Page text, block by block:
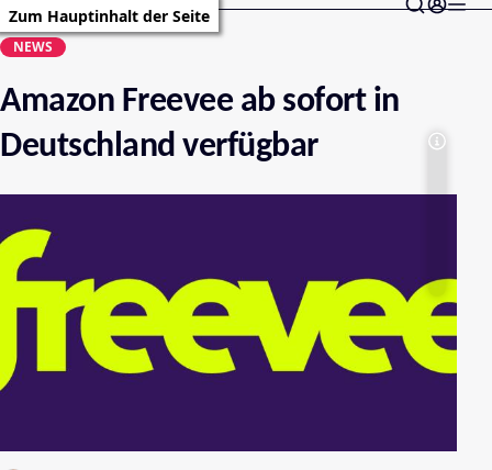
Zum Hauptinhalt der Seite
NEWS
Amazon Freevee ab sofort in
Deutschland verfügbar